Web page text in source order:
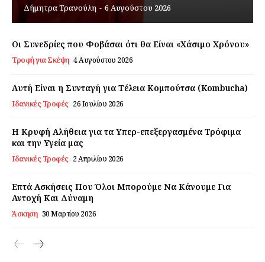
Δήμητρα Τρανούλη - 6 Αυγούστου 2026
Οι Συνεδρίες που Φοβάσαι ότι θα Είναι «Χάσιμο Χρόνου»
Τροφή για Σκέψη 4 Αυγούστου 2026
Αυτή Είναι η Συνταγή για Τέλεια Κομπούτσα (Kombucha)
Ιδανικές Τροφές 26 Ιουλίου 2026
Η Κρυφή Αλήθεια για τα Υπερ-επεξεργασμένα Τρόφιμα
και την Υγεία μας
Ιδανικές Τροφές 2 Απριλίου 2026
Επτά Ασκήσεις Που Όλοι Μπορούμε Να Κάνουμε Για
Αντοχή Και Δύναμη
Άσκηση 30 Μαρτίου 2026